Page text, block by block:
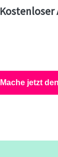
Kostenloser
Mache jetzt